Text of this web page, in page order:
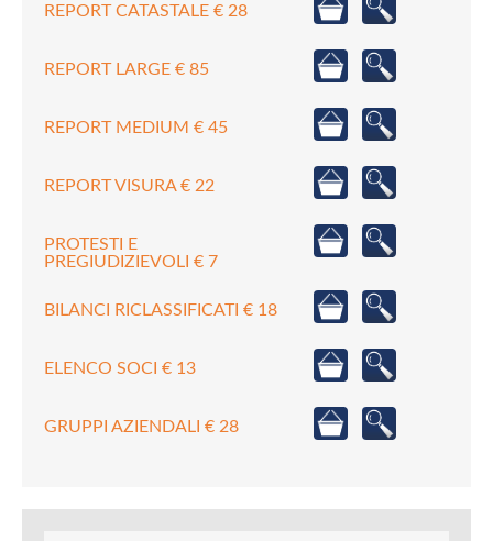
REPORT CATASTALE € 28
REPORT LARGE € 85
REPORT MEDIUM € 45
REPORT VISURA € 22
PROTESTI E
PREGIUDIZIEVOLI € 7
BILANCI RICLASSIFICATI € 18
ELENCO SOCI € 13
GRUPPI AZIENDALI € 28